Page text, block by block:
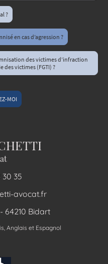
?
en cas d’agression ?
des victimes d’infraction
des victimes (FGTI) ?
MOI
30 35
avocat.fr
64210 Bidart
Anglais et Espagnol